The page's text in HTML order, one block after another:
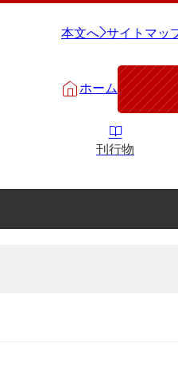
本文へ サイトマッ
ホーム
刊行物